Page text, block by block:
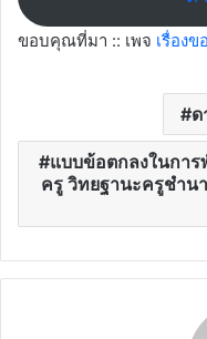
ขอบคุณที่มา :: เพจ เรื่อง
ด
แบบข้อตกลงในกา
ครู วิทยฐานะครูชำน